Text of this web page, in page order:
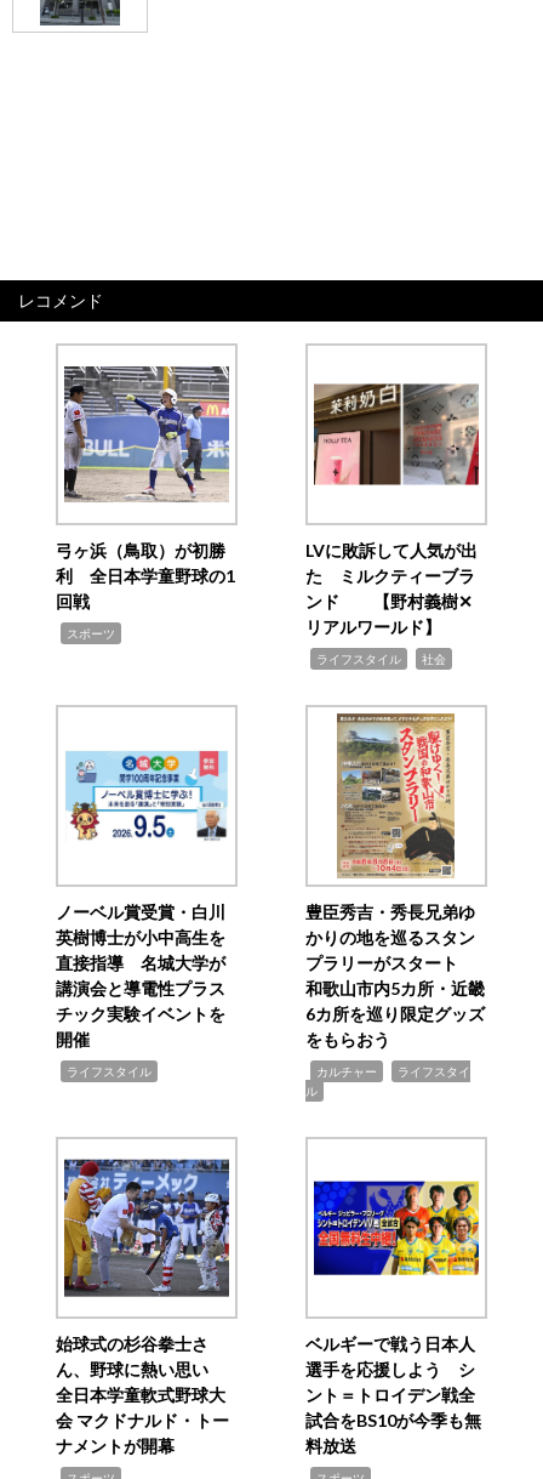
レコメンド
弓ヶ浜（鳥取）が初勝
利 全日本学童野球の1
回戦
スポーツ
LVに敗訴して人気が出
た ミルクティーブラ
ンド 【野村義樹✕
リアルワールド】
ライフスタイル 社会
ノーベル賞受賞・白川
英樹博士が小中高生を
直接指導 名城大学が
講演会と導電性プラス
チック実験イベントを
開催
ライフスタイル
豊臣秀吉・秀長兄弟ゆ
かりの地を巡るスタン
プラリーがスタート
和歌山市内5カ所・近畿
6カ所を巡り限定グッズ
をもらおう
カルチャー
ライフスタイ
ル
始球式の杉谷拳士さ
ん、野球に熱い思い
全日本学童軟式野球大
会 マクドナルド・トー
ナメントが開幕
ベルギーで戦う日本人
選手を応援しよう シ
ント＝トロイデン戦全
試合をBS10が今季も無
料放送